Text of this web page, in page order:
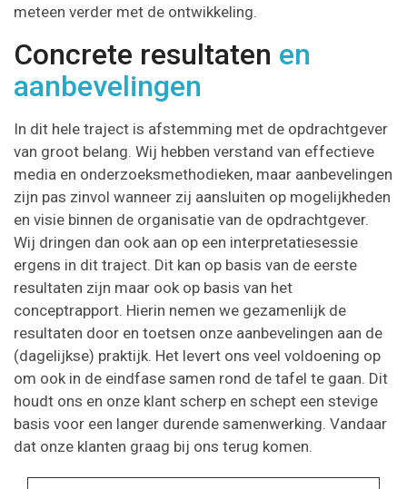
meteen verder met de ontwikkeling.
Concrete resultaten en
aanbevelingen
In dit hele traject is afstemming met de opdrachtgever
van groot belang. Wij hebben verstand van effectieve
media en onderzoeksmethodieken, maar aanbevelingen
zijn pas zinvol wanneer zij aansluiten op mogelijkheden
en visie binnen de organisatie van de opdrachtgever.
Wij dringen dan ook aan op een interpretatiesessie
ergens in dit traject. Dit kan op basis van de eerste
resultaten zijn maar ook op basis van het
conceptrapport. Hierin nemen we gezamenlijk de
resultaten door en toetsen onze aanbevelingen aan de
(dagelijkse) praktijk. Het levert ons veel voldoening op
om ook in de eindfase samen rond de tafel te gaan. Dit
houdt ons en onze klant scherp en schept een stevige
basis voor een langer durende samenwerking. Vandaar
dat onze klanten graag bij ons terug komen.